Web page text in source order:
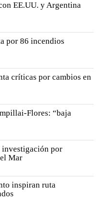
EE.UU. y Argentina
por 86 incendios
críticas por cambios en
Flores: “baja
investigación por
Mar
inspiran ruta